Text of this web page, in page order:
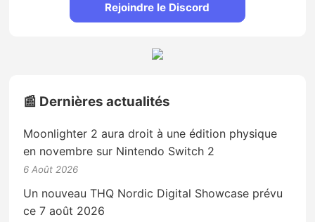
Rejoindre le Discord
📰 Dernières actualités
Moonlighter 2 aura droit à une édition physique
en novembre sur Nintendo Switch 2
6 Août 2026
Un nouveau THQ Nordic Digital Showcase prévu
ce 7 août 2026